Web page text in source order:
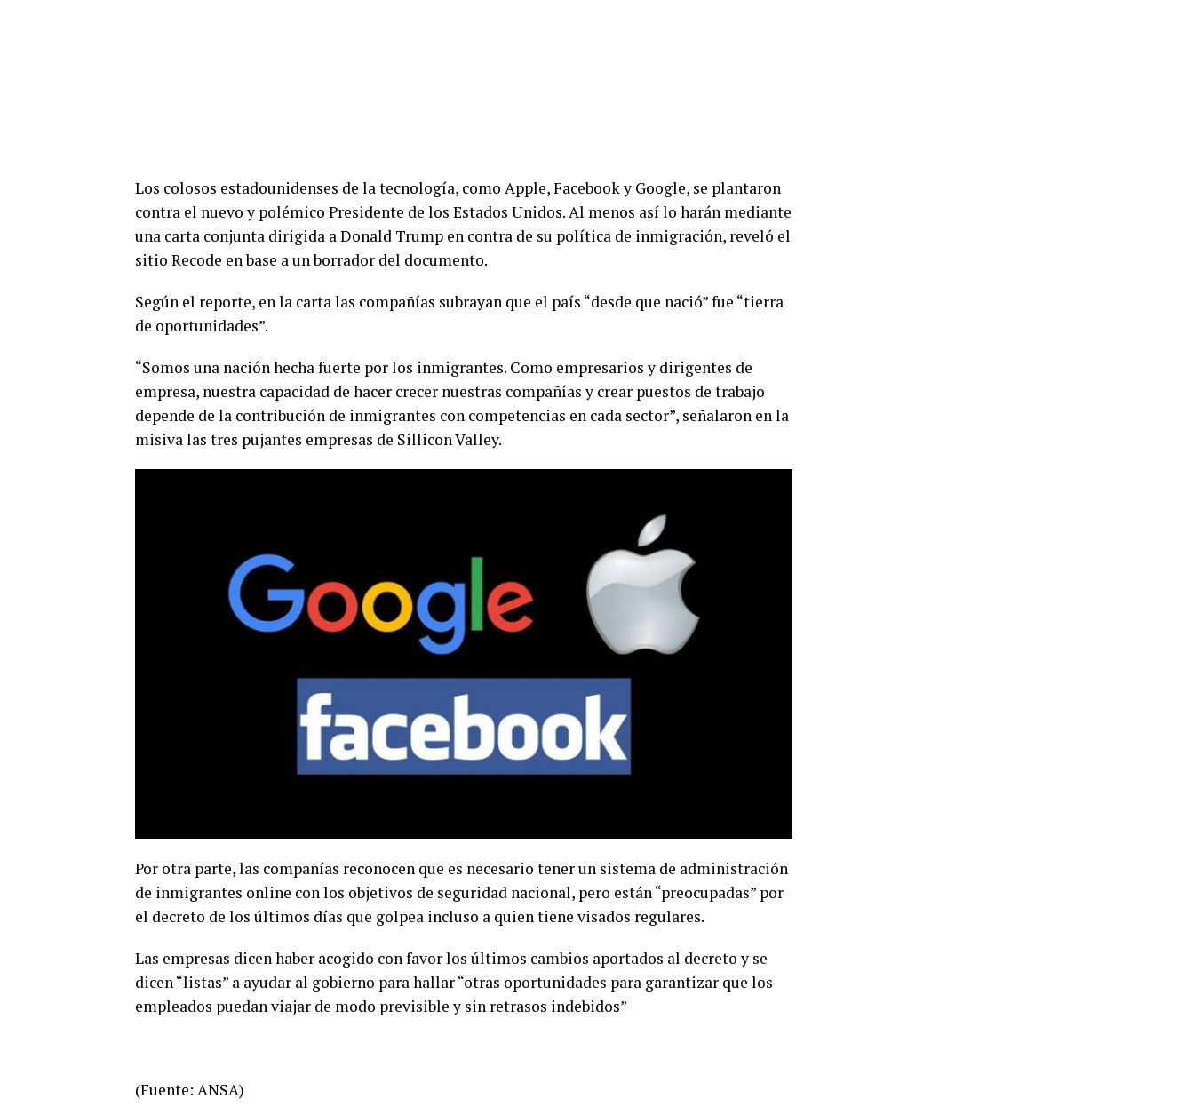
Los colosos estadounidenses de la tecnología, como Apple, Facebook y Google, se plantaron
contra el nuevo y polémico Presidente de los Estados Unidos. Al menos así lo harán mediante
una carta conjunta dirigida a Donald Trump en contra de su política de inmigración, reveló el
sitio Recode en base a un borrador del documento.
Según el reporte, en la carta las compañías subrayan que el país “desde que nació” fue “tierra
de oportunidades”.
“Somos una nación hecha fuerte por los inmigrantes. Como empresarios y dirigentes de
empresa, nuestra capacidad de hacer crecer nuestras compañías y crear puestos de trabajo
depende de la contribución de inmigrantes con competencias en cada sector”, señalaron en la
misiva las tres pujantes empresas de Sillicon Valley.
Por otra parte, las compañías reconocen que es necesario tener un sistema de administración
de inmigrantes online con los objetivos de seguridad nacional, pero están “preocupadas” por
el decreto de los últimos días que golpea incluso a quien tiene visados regulares.
Las empresas dicen haber acogido con favor los últimos cambios aportados al decreto y se
dicen “listas” a ayudar al gobierno para hallar “otras oportunidades para garantizar que los
empleados puedan viajar de modo previsible y sin retrasos indebidos”
(Fuente: ANSA)